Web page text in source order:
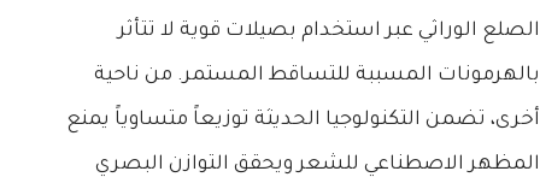
الصلع الوراثي عبر استخدام بصيلات قوية لا تتأثر
بالهرمونات المسببة للتساقط المستمر. من ناحية
أخرى، تضمن التكنولوجيا الحديثة توزيعاً متساوياً يمنع
المظهر الاصطناعي للشعر ويحقق التوازن البصري